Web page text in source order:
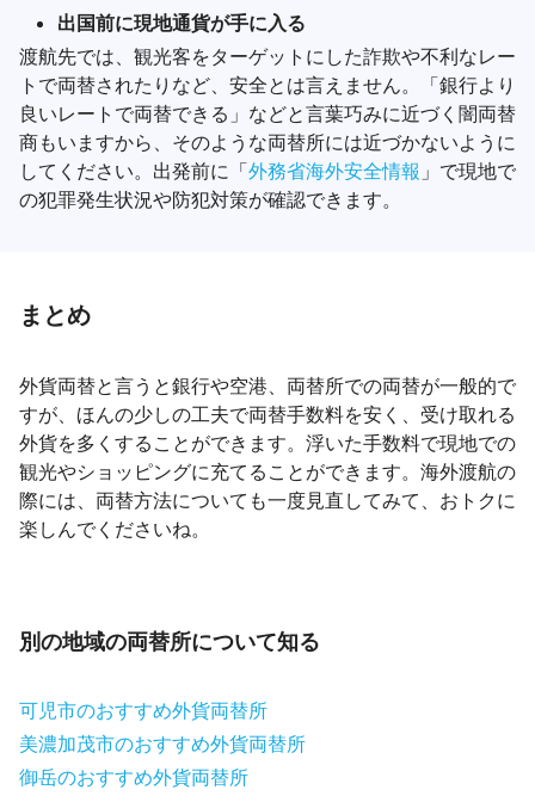
出国前に現地通貨が手に入る
渡航先では、観光客をターゲットにした詐欺や不利なレー
トで両替されたりなど、安全とは言えません。「銀行より
良いレートで両替できる」などと言葉巧みに近づく闇両替
商もいますから、そのような両替所には近づかないように
してください。出発前に「外務省海外安全情報 」で現地で
の犯罪発生状況や防犯対策が確認できます。
まとめ
外貨両替と言うと銀行や空港、両替所での両替が一般的で
すが、ほんの少しの工夫で両替手数料を安く、受け取れる
外貨を多くすることができます。浮いた手数料で現地での
観光やショッピングに充てることができます。海外渡航の
際には、両替方法についても一度見直してみて、おトクに
楽しんでくださいね。
別の地域の両替所について知る
可児市のおすすめ外貨両替所
美濃加茂市のおすすめ外貨両替所
御岳のおすすめ外貨両替所